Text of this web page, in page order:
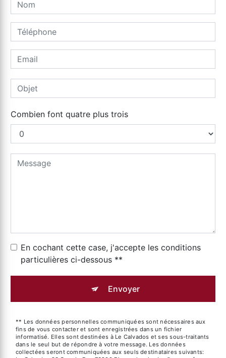
Combien font quatre plus trois
En cochant cette case, j'accepte les conditions
particulières ci-dessous **
Envoyer
** Les données personnelles communiquées sont nécessaires aux
fins de vous contacter et sont enregistrées dans un fichier
informatisé. Elles sont destinées à Le Calvados et ses sous-traitants
dans le seul but de répondre à votre message. Les données
collectées seront communiquées aux seuls destinataires suivants: